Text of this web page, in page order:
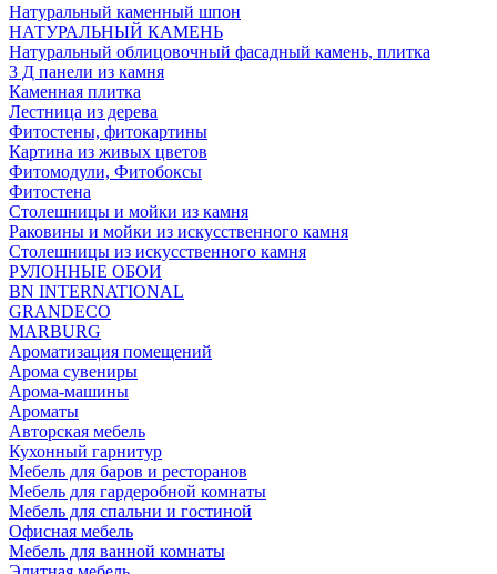
Натуральный каменный шпон
НАТУРАЛЬНЫЙ КАМЕНЬ
Натуральный облицовочный фасадный камень, плитка
3 Д панели из камня
Каменная плитка
Лестница из дерева
Фитостены, фитокартины
Картина из живых цветов
Фитомодули, Фитобоксы
Фитостена
Столешницы и мойки из камня
Раковины и мойки из искусственного камня
Столешницы из искусственного камня
РУЛОННЫЕ ОБОИ
BN INTERNATIONAL
GRANDECO
MARBURG
Ароматизация помещений
Арома сувениры
Арома-машины
Ароматы
Авторская мебель
Кухонный гарнитур
Мебель для баров и ресторанов
Мебель для гардеробной комнаты
Мебель для спальни и гостиной
Офисная мебель
Мебель для ванной комнаты